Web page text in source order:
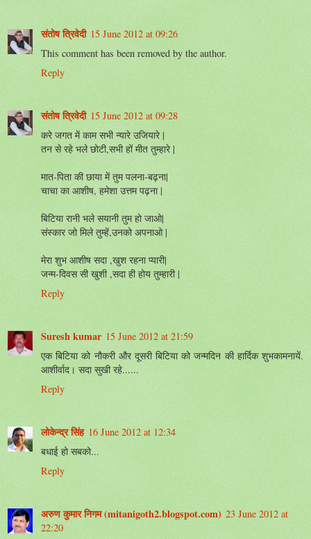
संतोष त्रिवेदी 15 June 2012 at 09:26
This comment has been removed by the author.
Reply
संतोष त्रिवेदी 15 June 2012 at 09:28
करे जगत में काम सभी न्यारे उजियारे |
तन से रहे भले छोटी,सभी हों मीत तुम्हारे |
मात-पिता की छाया में तुम पलना-बढ़ना|
चाचा का आशीष, हमेशा उत्तम पढ़ना |
बिटिया रानी भले सयानी तुम हो जाओ|
संस्कार जो मिले तुम्हें,उनको अपनाओ |
मेरा शुभ आशीष सदा ,खुश रहना प्यारी|
जन्म-दिवस सी खुशी ,सदा ही होय तुम्हारी |
Reply
Suresh kumar 15 June 2012 at 21:59
एक बिटिया को नौकरी और दूसरी बिटिया को जन्मदिन की हार्दिक शुभकामनायें.
आशीर्वाद। सदा सुखी रहे......
Reply
लोकेन्द्र सिंह 16 June 2012 at 12:34
बधाई हो सबको...
Reply
अरुण कुमार निगम (mitanigoth2.blogspot.com) 23 June 2012 at
22:20